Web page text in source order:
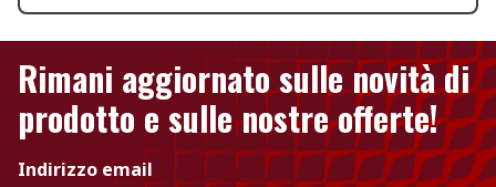
Rimani aggiornato sulle novità di
prodotto e sulle nostre offerte!
Indirizzo email